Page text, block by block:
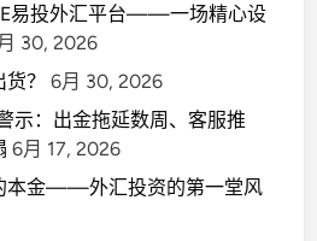
易投外汇平台——一场精心设
30, 2026
？
6月 30, 2026
示：出金拖延数周、客服推
6月 17, 2026
本金——外汇投资的第一堂风